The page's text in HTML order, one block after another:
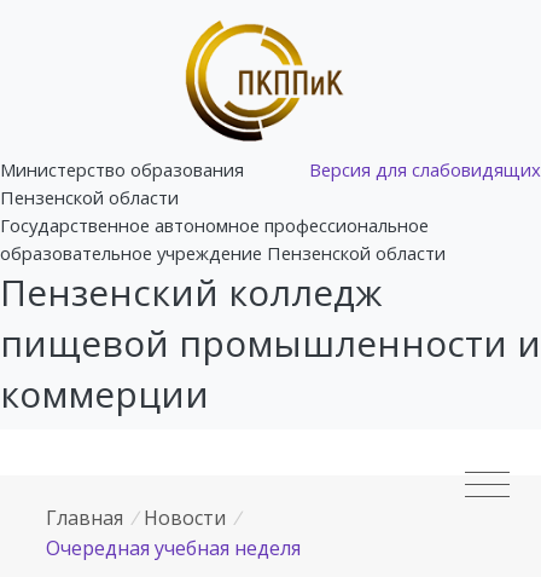
Версия для слабовидящих
Министерство образования
Пензенской области
Государственное автономное профессиональное
образовательное учреждение Пензенской области
Пензенский колледж
пищевой промышленности и
коммерции
Главная / Новости /
Очередная учебная неделя